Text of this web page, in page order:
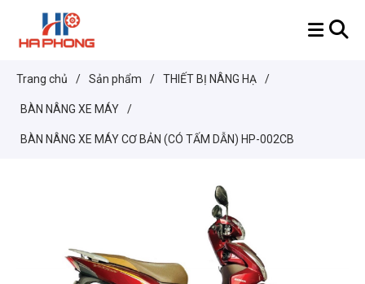
Trang chủ / Sản phẩm / THIẾT BỊ NÂNG HẠ /
BÀN NÂNG XE MÁY /
BÀN NÂNG XE MÁY CƠ BẢN (CÓ TẤM DẪN) HP-002CB